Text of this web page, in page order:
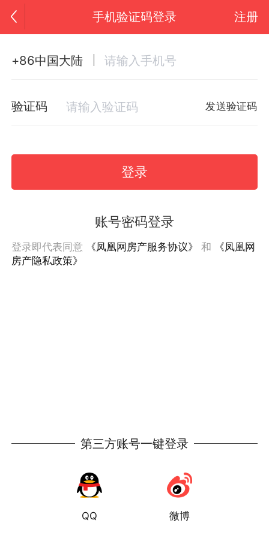
手机验证码登录 注册
+86中国大陆
验证码 发送验证码
登录
账号密码登录
登录即代表同意 《凤凰网房产服务协议》 和
《凤凰网
房产隐私政策》
第三方账号一键登录
QQ 微博